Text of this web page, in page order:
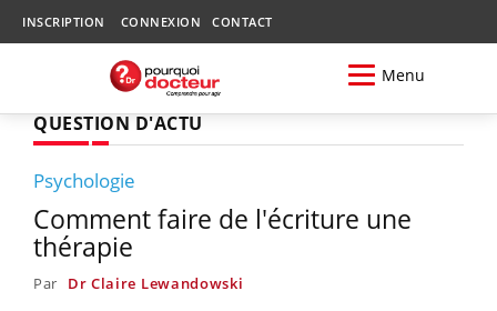
INSCRIPTION CONNEXION CONTACT
Menu
QUESTION D'ACTU
Psychologie
Comment faire de l'écriture une
thérapie
Par Dr Claire Lewandowski